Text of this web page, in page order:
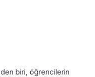
biri, öğrencilerin